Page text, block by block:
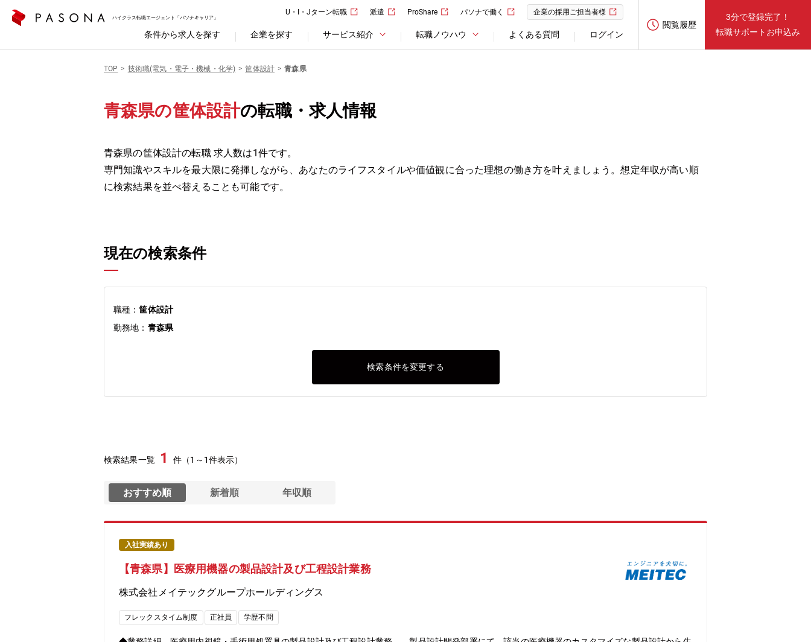
ハイクラス転職エージェント「パソナキャリア」
U・I・Jターン転職 派遣 ProShare パソナで働く 企業の採用ご担当者様
条件から求人を探す 企業を探す サービス紹介 転職ノウハウ よくある質問 ログイン
閲覧履歴
3分で登録完了！
転職サポートお申込み
TOP 技術職(電気・電子・機械・化学) 筐体設計 青森県
青森県の筐体設計の転職・求人情報
青森県の筐体設計の転職 求人数は1件です。
専門知識やスキルを最大限に発揮しながら、あなたのライフスタイルや価値観に合った理想の働き方を叶えましょう。想定年収が高い順
に検索結果を並べ替えることも可能です。
現在の検索条件
職種：筐体設計
勤務地： 青森県
検索条件を変更する
検索結果一覧 1 件（1～1件表示）
おすすめ順 新着順 年収順
入社実績あり
【青森県】医療用機器の製品設計及び工程設計業務
株式会社メイテックグループホールディングス
フレックスタイム制度 正社員 学歴不問